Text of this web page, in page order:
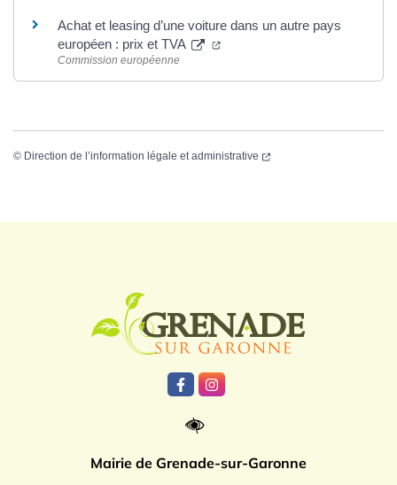
Achat et leasing d’une voiture dans un autre pays
européen : prix et TVA
Commission européenne
© Direction de l’information légale et administrative
Lien vers le compte Facebook
Lien vers le compte
Mairie de Grenade-sur-Garonne